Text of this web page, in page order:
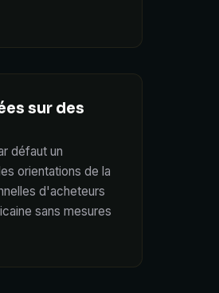
sur des
défaut un
orientations de la
d'acheteurs
sans mesures